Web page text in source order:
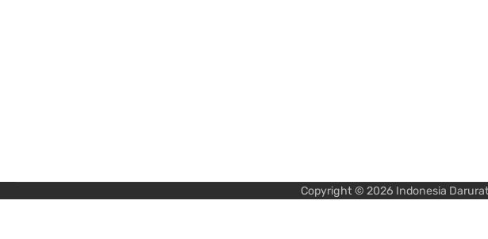
Copyright © 2026 Indonesia